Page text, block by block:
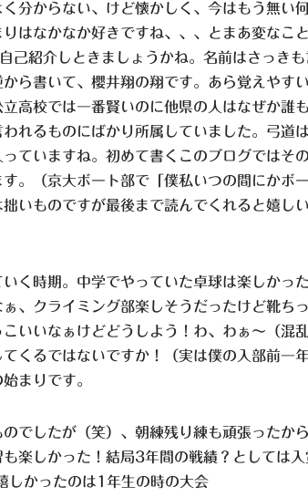
分からない、けど懐かしく、今はもう無い
はなかなか好きですね、、、とまあ変なこ
己紹介しときましょうかね。名前はさっきも
ら書いて、櫻井翔の翔です。あら覚えやす
高校では一番賢いのに他県の人はなぜか誰
れるものにばかり所属していました。弓道
ていますね。初めて書くこのブログではそ
。（京大ボート部で「僕私いつの間にかボ
いものですが最後まで読んでくれると嬉し
く時期。中学でやっていた卓球は楽しかっ
、クライミング部楽しそうだったけど靴ち
いいなぁけどどうしよう！わ、わぁ〜（混
くるではないですか！（実は僕の入部前一
まりです。
でしたが（笑）、朝練残り練も頑張ったか
楽しかった！結局3年間の戦績？としては入
しかったのは1年生の時の大会